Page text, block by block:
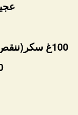
100غ سكر(ننقص منه إذا استعملنا الكريمة الحلوة)